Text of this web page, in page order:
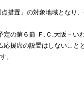
措置」の対象地域となり、
の第６節 Ｆ.Ｃ.大阪－い
援席の設置はしないこと
。